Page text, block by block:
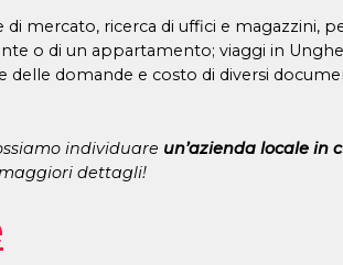
mercato, ricerca di uffici e magazzini,
o di un appartamento; viaggi in
domande e costo di diversi
individuare un’azienda locale in
dettagli!